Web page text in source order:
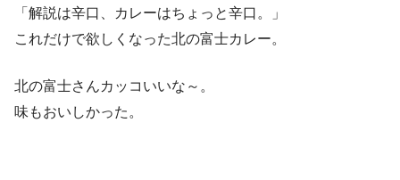
「解説は辛口、カレーはちょっと辛口。」
これだけで欲しくなった北の富士カレー。
北の富士さんカッコいいな～。
味もおいしかった。